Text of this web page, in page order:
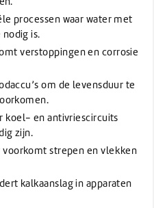
processen waar water met
is.
verstoppingen en corrosie
om de levensduur te
koel- en antivriescircuits
zijn.
voorkomt strepen en vlekken
kalkaanslag in apparaten